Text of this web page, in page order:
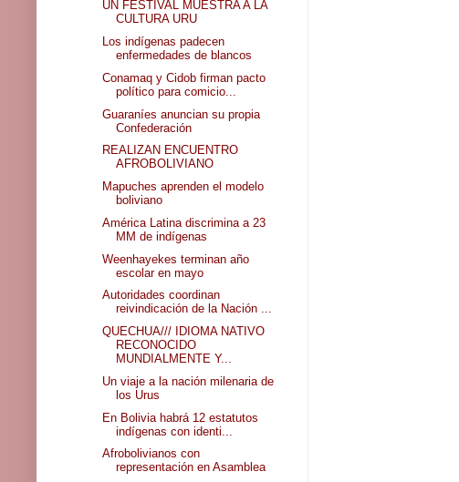
UN FESTIVAL MUESTRA A LA
CULTURA URU
Los indígenas padecen
enfermedades de blancos
Conamaq y Cidob firman pacto
político para comicio...
Guaraníes anuncian su propia
Confederación
REALIZAN ENCUENTRO
AFROBOLIVIANO
Mapuches aprenden el modelo
boliviano
América Latina discrimina a 23
MM de indígenas
Weenhayekes terminan año
escolar en mayo
Autoridades coordinan
reivindicación de la Nación ...
QUECHUA/// IDIOMA NATIVO
RECONOCIDO
MUNDIALMENTE Y...
Un viaje a la nación milenaria de
los Urus
En Bolivia habrá 12 estatutos
indígenas con identi...
Afrobolivianos con
representación en Asamblea